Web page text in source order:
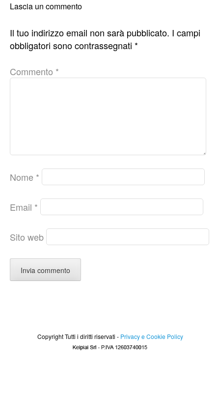
Lascia un commento
Il tuo indirizzo email non sarà pubblicato. I campi
obbligatori sono contrassegnati *
Commento *
Nome *
Email *
Sito web
Copyright Tutti i diritti riservati - Privacy e Cookie Policy